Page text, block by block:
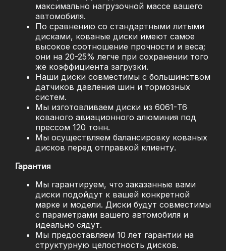
максимально нагрузочной массе вашего
автомобиля.
По сравнению со стандартными литыми
дисками, кованые диски имеют самое
высокое соотношение прочности и веса;
они на 20-25% легче при сохранении того
же коэффициента загрузки.
Наши диски совместимы с большинством
датчиков давления шин и тормозных
систем.
Мы изготовливаем диски из 6061-T6
кованого авиационного алюминия под
прессом 120 тонн.
Мы осуществляем балансировку кованых
дисков перед отправкой клиенту.
Гарантия
Мы гарантируем, что заказанные вами
диски подойдут к вашей конкретной
марке и модели. Диски будут совместимы
с параметрами вашего автомобиля и
идеально сядут.
Мы предоставляем 10 лет гарантии на
структурную целостность дисков.